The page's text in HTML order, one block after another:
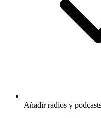
Añadir radios y